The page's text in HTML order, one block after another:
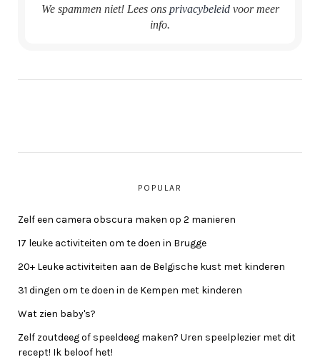
We spammen niet! Lees ons privacybeleidvoor meer
info.
POPULAR
Zelf een camera obscura maken op 2 manieren
17 leuke activiteiten om te doen in Brugge
20+ Leuke activiteiten aan de Belgische kust met kinderen
31 dingen om te doen in de Kempen met kinderen
Wat zien baby's?
Zelf zoutdeeg of speeldeeg maken? Uren speelplezier met dit
recept! Ik beloof het!